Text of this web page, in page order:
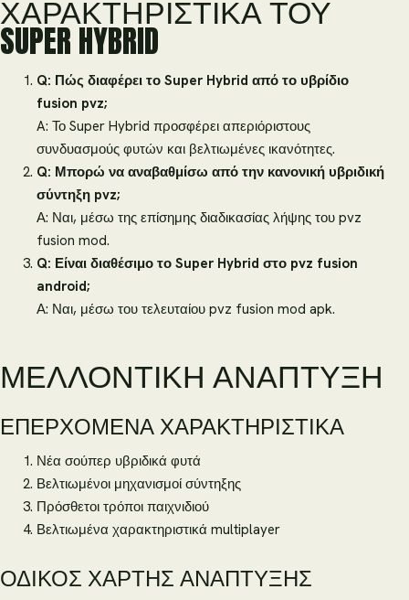
ΧΑΡΑΚΤΗΡΙΣΤΙΚΆ ΤΟΥ
SUPER HYBRID
Q: Πώς διαφέρει το Super Hybrid από το υβρίδιο
fusion pvz;
A: Το Super Hybrid προσφέρει απεριόριστους
συνδυασμούς φυτών και βελτιωμένες ικανότητες.
Q: Μπορώ να αναβαθμίσω από την κανονική υβριδική
σύντηξη pvz;
Α: Ναι, μέσω της επίσημης διαδικασίας λήψης του pvz
fusion mod.
Q: Είναι διαθέσιμο το Super Hybrid στο pvz fusion
android;
Α: Ναι, μέσω του τελευταίου pvz fusion mod apk.
ΜΕΛΛΟΝΤΙΚΉ ΑΝΆΠΤΥΞΗ
ΕΠΕΡΧΌΜΕΝΑ ΧΑΡΑΚΤΗΡΙΣΤΙΚΆ
Νέα σούπερ υβριδικά φυτά
Βελτιωμένοι μηχανισμοί σύντηξης
Πρόσθετοι τρόποι παιχνιδιού
Βελτιωμένα χαρακτηριστικά multiplayer
ΟΔΙΚΌΣ ΧΆΡΤΗΣ ΑΝΆΠΤΥΞΗΣ